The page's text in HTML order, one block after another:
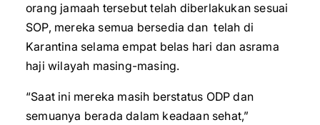
orang jamaah tersebut telah diberlakukan sesuai
SOP, mereka semua bersedia dan telah di
Karantina selama empat belas hari dan asrama
haji wilayah masing-masing.
“Saat ini mereka masih berstatus ODP dan
semuanya berada dalam keadaan sehat,”